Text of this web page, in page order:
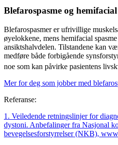
Blefarospasme og hemifacial
Blefarospasmer er ufrivillige
øyelokkene, mens hemifacial
ansiktshalvdelen. Tilstandene kan
medføre både forbigående
noe som kan påvirke pasientens
Mer for deg som jobber med
Referanse:
1. Veiledende retningslinjer for
dystoni. Anbefalinger fra Nasjonal
bevegelsesforstyrrelser (NKB),